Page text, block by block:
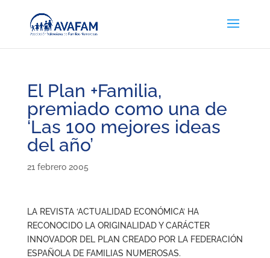
El Plan +Familia,
premiado como una de
‘Las 100 mejores ideas
del año’
21 febrero 2005
LA REVISTA ‘ACTUALIDAD ECONÓMICA’ HA
RECONOCIDO LA ORIGINALIDAD Y CARÁCTER
INNOVADOR DEL PLAN CREADO POR LA FEDERACIÓN
ESPAÑOLA DE FAMILIAS NUMEROSAS.